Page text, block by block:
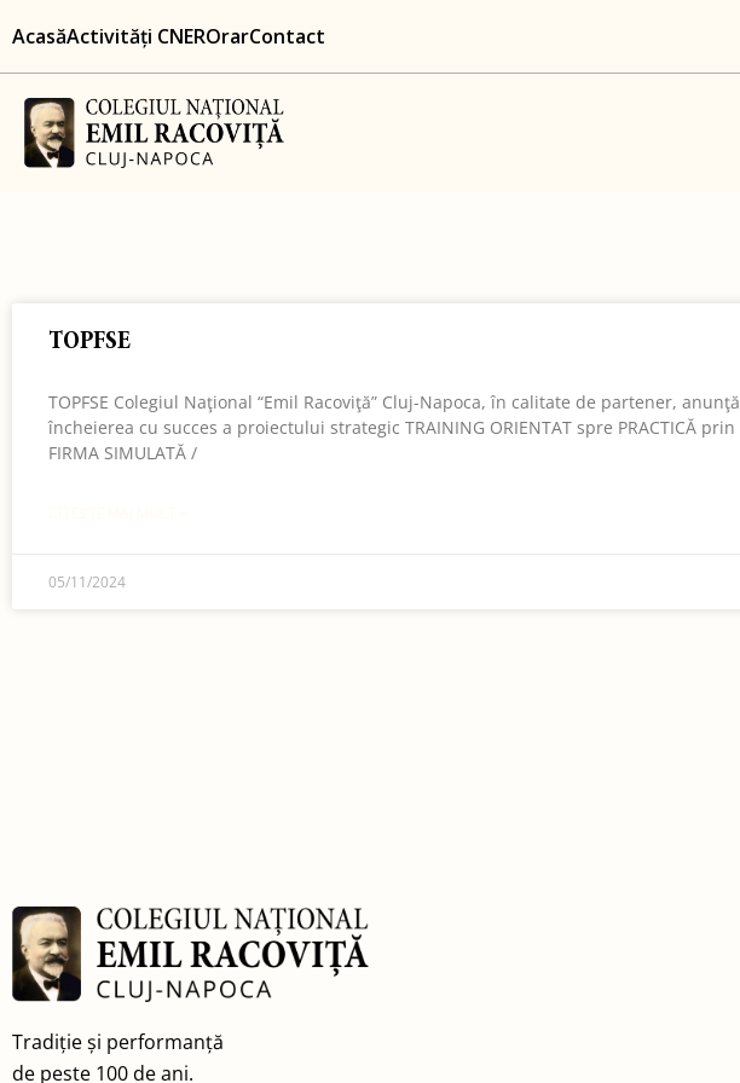
to
content
AcasăActivități CNEROrarContact
TOPFSE
TOPFSE Colegiul Naţional “Emil Racoviţă” Cluj-Napoca, în calitate de partener, anunţă
încheierea cu succes a proiectului strategic TRAINING ORIENTAT spre PRACTICĂ prin
FIRMA SIMULATĂ /
05/11/2024
Tradiție și performanță
de peste 100 de ani.